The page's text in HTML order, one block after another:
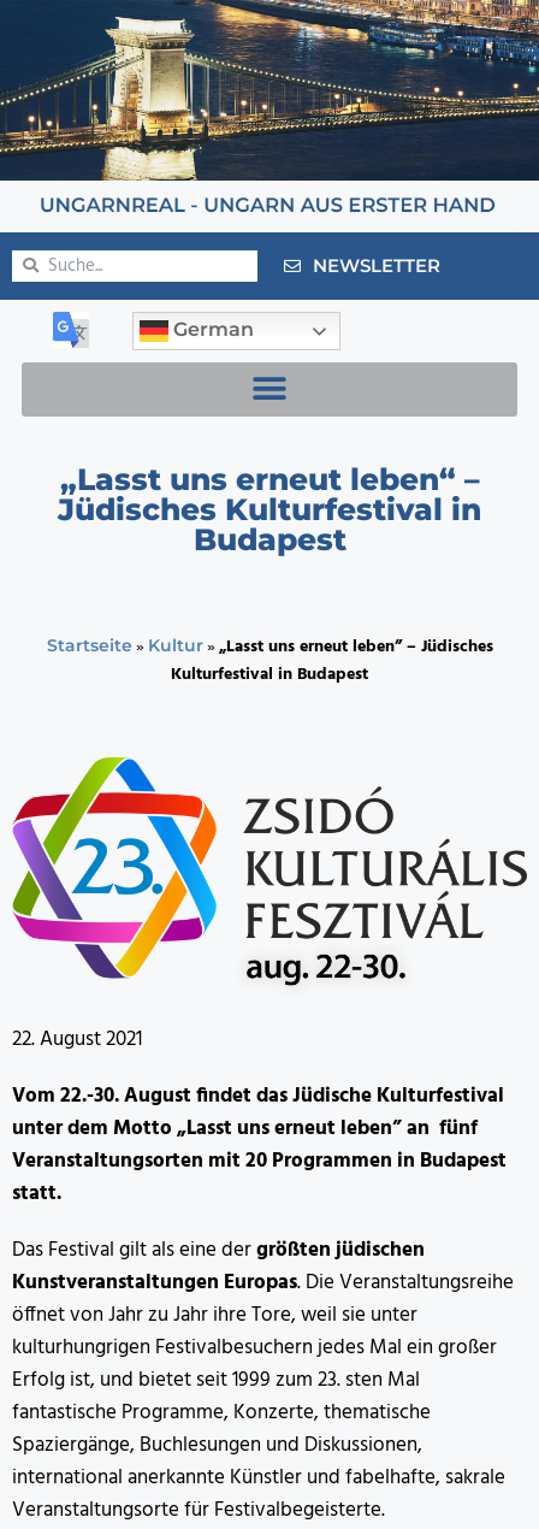
NEWSLETTER
German
„Lasst uns erneut leben“ –
Jüdisches Kulturfestival in
Budapest
Startseite » Kultur»„Lasst uns erneut leben” – Jüdisches
Kulturfestival in Budapest
22. August 2021
Vom 22.-30. August findetdas Jüdische Kulturfestival
unter dem Motto „Lasst uns erneut leben” an fünf
Veranstaltungsorten mit 20 Programmen in Budapest
statt.
Das Festival gilt als eine dergrößten jüdischen
Kunstveranstaltungen Europas. Die Veranstaltungsreihe
öffnet von Jahr zu Jahr ihre Tore, weil sie unter
kulturhungrigen Festivalbesuchern jedes Mal ein großer
Erfolg ist, und bietet seit 1999 zum 23. sten Mal
fantastische Programme, Konzerte, thematische
Spaziergänge, Buchlesungen und Diskussionen,
international anerkannte Künstler und fabelhafte, sakrale
Veranstaltungsorte für Festivalbegeisterte.